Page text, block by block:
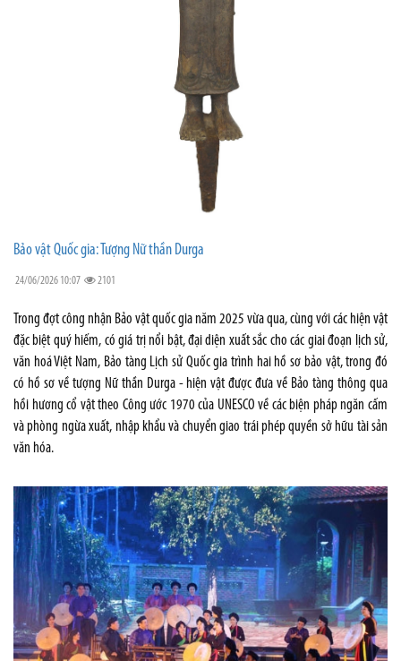
Bảo vật Quốc gia: Tượng Nữ thần Durga
24/06/2026 10:07 2101
Trong đợt công nhận Bảo vật quốc gia năm 2025 vừa qua, cùng với các hiện vật
đặc biệt quý hiếm, có giá trị nổi bật, đại diện xuất sắc cho các giai đoạn lịch sử,
văn hoá Việt Nam, Bảo tàng Lịch sử Quốc gia trình hai hồ sơ bảo vật, trong đó
có hồ sơ về tượng Nữ thần Durga - hiện vật được đưa về Bảo tàng thông qua
hồi hương cổ vật theo Công ước 1970 của UNESCO về các biện pháp ngăn cấm
và phòng ngừa xuất, nhập khẩu và chuyển giao trái phép quyền sở hữu tài sản
văn hóa.